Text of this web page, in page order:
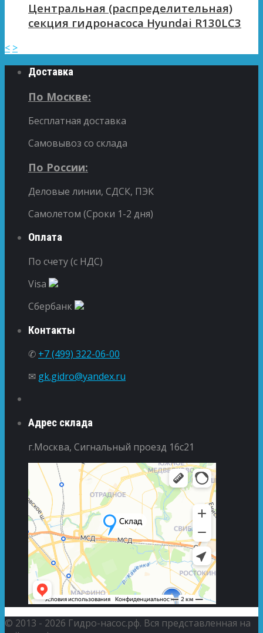
Центральная (распределительная)
секция гидронасоса Hyundai R130LC3
< >
Доставка
По Москве:
Бесплатная доставка
Самовывоз со склада
По России:
Деловые линии, СДСК, ПЭК
Самолетом (Сроки 1-2 дня)
Оплата
По счету (с НДС)
Visa
Сбербанк
Контакты
✆ +7 (499) 322-06-00
✉ gk.gidro@yandex.ru
Адрес склада
г.Москва, Сигнальный проезд 16с21
© 2013 - 2026 Гидро-насос.рф. Вся представленная на